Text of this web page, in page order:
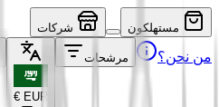
مستهلكون شركات
من نحن؟ مرشحات
EUR
€